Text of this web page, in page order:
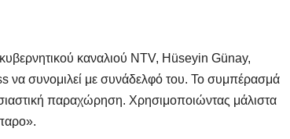
καναλιού NTV, Hüseyin Günay,
να συνομιλεί με συνάδελφό του. Το συμπέρασμά
παραχώρηση. Χρησιμοποιώντας μάλιστα